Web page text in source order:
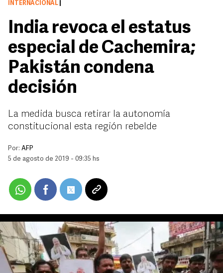
INTERNACIONAL
India revoca el estatus
especial de Cachemira;
Pakistán condena
decisión
La medida busca retirar la autonomía
constitucional esta región rebelde
Por: AFP
5 de agosto de 2019 - 09:35 hs